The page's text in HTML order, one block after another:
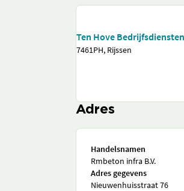
Ten Hove Bedrijfsdiensten
7461PH, Rijssen
Adres
Handelsnamen
Rmbeton infra B.V.
Adres gegevens
Nieuwenhuisstraat 76